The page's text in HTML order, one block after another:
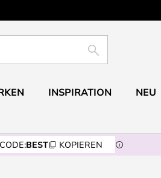
SUCHE
INSPIRATION NEU
CODE:BEST KOPIEREN